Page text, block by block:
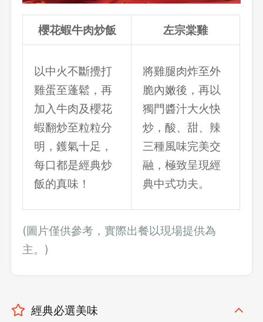
櫻花蝦牛肉炒飯 左宗棠雞
以中火不斷攪打
雞蛋至蓬鬆，再
加入牛肉及櫻花
蝦翻炒至粒粒分
明，鑊氣十足，
每口都是經典炒
飯的真味！
將雞腿肉炸至外
脆內嫩後，再以
獨門醬汁大火快
炒，酸、甜、辣
三種風味完美交
融，極致呈現經
典中式功夫。
(圖片僅供參考，實際出餐以現場提供為
主。)
經典必選美味